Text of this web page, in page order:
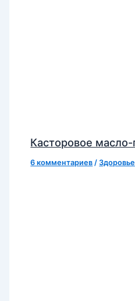
Касторовое
6 комментариев /Здоровье